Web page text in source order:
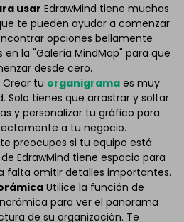
usar EdrawMind tiene muchas
te pueden ayudar a comenzar
opciones bellamente
la "Galería MindMap" para que
desde cero.
Crear tu organigrama es muy
Solo tienes que arrastrar y soltar
y personalizar tu gráfico para
a tu negocio.
preocupes si tu equipo está
EdrawMind tiene espacio para
falta omitir detalles importantes.
Utilice la función de
para ver el panorama
de su organización. Te